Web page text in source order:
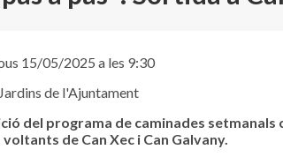
15/05/2025 a les 9:30
de l'Ajuntament
del programa de caminades setmanals
de Can Xec i Can Galvany.